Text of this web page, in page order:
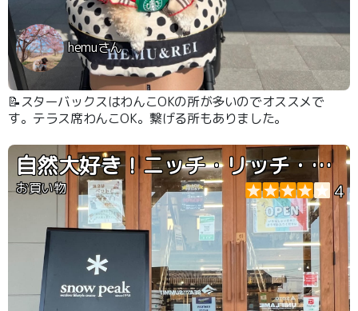
hemuさん
📝スターバックスはわんこOKの所が多いのでオススメで
す。テラス席わんこOK。繋げる所もありました。
自然大好き！ニッチ・リッチ・キャッチ
お買い物 4